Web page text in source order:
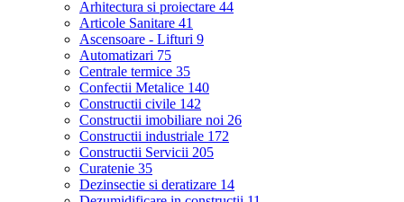
Arhitectura si proiectare 44
Articole Sanitare 41
Ascensoare - Lifturi 9
Automatizari 75
Centrale termice 35
Confectii Metalice 140
Constructii civile 142
Constructii imobiliare noi 26
Constructii industriale 172
Constructii Servicii 205
Curatenie 35
Dezinsectie si deratizare 14